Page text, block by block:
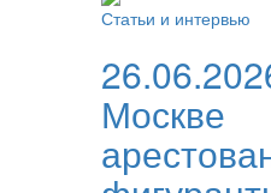
Статьи и интервью
Москве